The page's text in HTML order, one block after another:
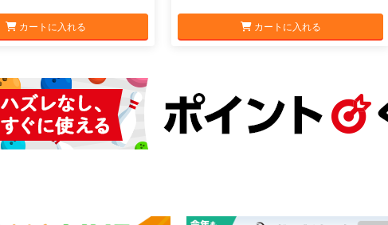
カートに入れる カートに入れる